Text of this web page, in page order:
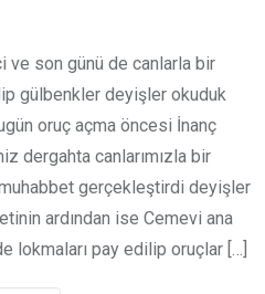
ve son günü de canlarla bir
gülbenkler deyişler okuduk
oruç açma öncesi İnanç
dergahta canlarımızla bir
gerçekleştirdi deyişler
ardından ise Cemevi ana
lokmaları pay edilip oruçlar […]